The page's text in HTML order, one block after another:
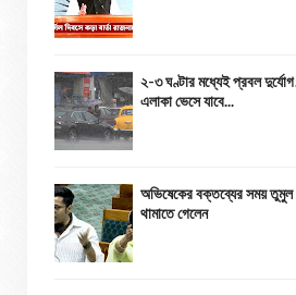
২-৩ ঘণ্টার মধ্যেই প্রবল
এলাকা ভেসে যাবে...
অভিষেকের বক্তব্যের সময় তুমুল
থামাতে গেলেন